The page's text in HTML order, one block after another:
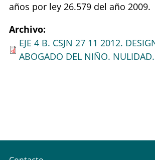
años por ley 26.579 del año 2009.
Archivo:
EJE 4 B. CSJN 27 11 2012.
ABOGADO DEL NIÑO.